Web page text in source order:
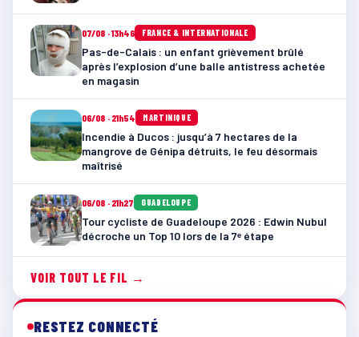
07/08 · 13h46 FRANCE & INTERNATIONALE
Pas-de-Calais : un enfant grièvement brûlé
après l’explosion d’une balle antistress achetée
en magasin
06/08 · 21h54 MARTINIQUE
Incendie à Ducos : jusqu’à 7 hectares de la
mangrove de Génipa détruits, le feu désormais
maîtrisé
06/08 · 21h27 GUADELOUPE
Tour cycliste de Guadeloupe 2026 : Edwin Nubul
décroche un Top 10 lors de la 7ᵉ étape
VOIR TOUT LE FIL →
RESTEZ CONNECTÉ